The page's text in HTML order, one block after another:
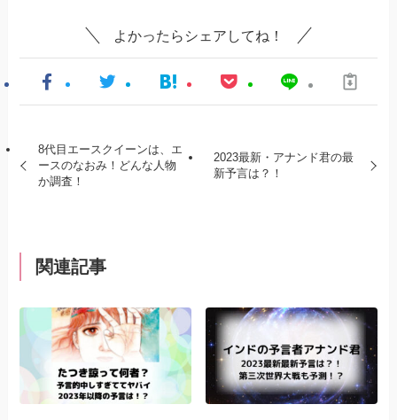
よかったらシェアしてね！
8代目エースクイーンは、エ
ースのなおみ！どんな人物
か調査！
2023最新・アナンド君の最
新予言は？！
関連記事